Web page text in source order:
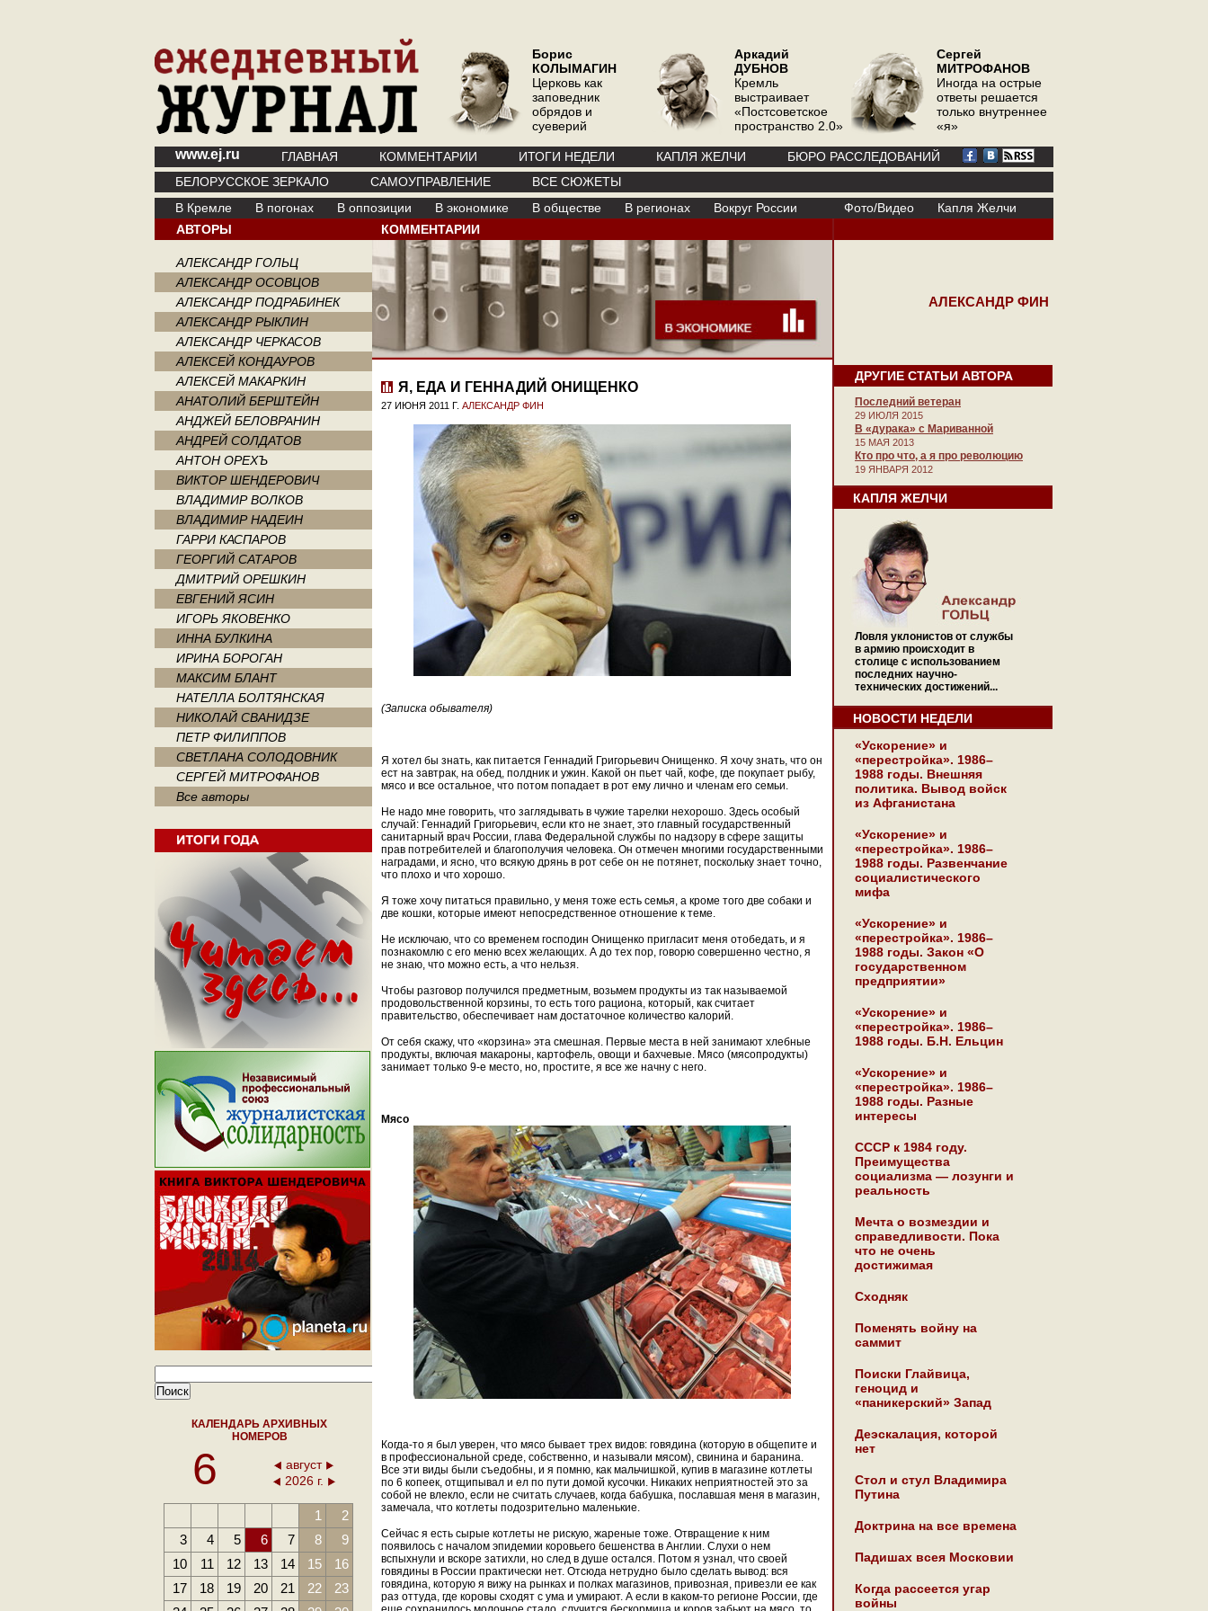
Борис
КОЛЫМАГИН
Церковь как
заповедник
обрядов и
суеверий
Аркадий
ДУБНОВ
Кремль
выстраивает
«Постсоветское
пространство 2.0»
Сергей
МИТРОФАНОВ
Иногда на острые
ответы решается
только внутреннее
«я»
www.ej.ru ГЛАВНАЯ КОММЕНТАРИИ ИТОГИ НЕДЕЛИ КАПЛЯ ЖЕЛЧИ
БЮРО РАССЛЕДОВАНИЙ
БЕЛОРУССКОЕ ЗЕРКАЛО
САМОУПРАВЛЕНИЕ
ВСЕ СЮЖЕТЫ
В Кремле
В погонах В оппозиции В экономике В обществе В регионах Вокруг России Фото/Видео
Капля Желчи
АВТОРЫ
АЛЕКСАНДР ГОЛЬЦ
АЛЕКСАНДР ОСОВЦОВ
АЛЕКСАНДР ПОДРАБИНЕК
АЛЕКСАНДР РЫКЛИН
АЛЕКСАНДР ЧЕРКАСОВ
АЛЕКСЕЙ КОНДАУРОВ
АЛЕКСЕЙ МАКАРКИН
АНАТОЛИЙ БЕРШТЕЙН
АНДЖЕЙ БЕЛОВРАНИН
АНДРЕЙ СОЛДАТОВ
АНТОН ОРЕХЪ
ВИКТОР ШЕНДЕРОВИЧ
ВЛАДИМИР ВОЛКОВ
ВЛАДИМИР НАДЕИН
ГАРРИ КАСПАРОВ
ГЕОРГИЙ САТАРОВ
ДМИТРИЙ ОРЕШКИН
ЕВГЕНИЙ ЯСИН
ИГОРЬ ЯКОВЕНКО
ИННА БУЛКИНА
ИРИНА БОРОГАН
МАКСИМ БЛАНТ
НАТЕЛЛА БОЛТЯНСКАЯ
НИКОЛАЙ СВАНИДЗЕ
ПЕТР ФИЛИППОВ
СВЕТЛАНА СОЛОДОВНИК
СЕРГЕЙ МИТРОФАНОВ
Все авторы
КАЛЕНДАРЬ АРХИВНЫХ
НОМЕРОВ
6
август
2026 г.
1
2
3
4 5 6 7 8
9
10
11 12 13 14 15
16
17
18 19 20 21 22
23
КОММЕНТАРИИ
Я, ЕДА И ГЕННАДИЙ ОНИЩЕНКО
27 ИЮНЯ 2011 Г. АЛЕКСАНДР ФИН
(Записка обывателя)
Я хотел бы знать, как питается Геннадий Григорьевич Онищенко. Я хочу знать, что он
ест на завтрак, на обед, полдник и ужин. Какой он пьет чай, кофе, где покупает рыбу,
мясо и все остальное, что потом попадает в рот ему лично и членам его семьи.
Не надо мне говорить, что заглядывать в чужие тарелки нехорошо. Здесь особый
случай: Геннадий Григорьевич, если кто не знает, это главный государственный
санитарный врач России, глава Федеральной службы по надзору в сфере защиты
прав потребителей и благополучия человека. Он отмечен многими государственными
наградами, и ясно, что всякую дрянь в рот себе он не потянет, поскольку знает точно,
что плохо и что хорошо.
Я тоже хочу питаться правильно, у меня тоже есть семья, а кроме того две собаки и
две кошки, которые имеют непосредственное отношение к теме.
Не исключаю, что со временем господин Онищенко пригласит меня отобедать, и я
познакомлю с его меню всех желающих. А до тех пор, говорю совершенно честно, я
не знаю, что можно есть, а что нельзя.
Чтобы разговор получился предметным, возьмем продукты из так называемой
продовольственной корзины, то есть того рациона, который, как считает
правительство, обеспечивает нам достаточное количество калорий.
От себя скажу, что «корзина» эта смешная. Первые места в ней занимают хлебные
продукты, включая макароны, картофель, овощи и бахчевые. Мясо (мясопродукты)
занимает только 9-е место, но, простите, я все же начну с него.
Мясо
Когда-то я был уверен, что мясо бывает трех видов: говядина (которую в общепите и
в профессиональной среде, собственно, и называли мясом), свинина и баранина.
Все эти виды были съедобны, и я помню, как мальчишкой, купив в магазине котлеты
по 6 копеек, отщипывал и ел по пути домой кусочки. Никаких неприятностей это за
собой не влекло, если не считать случаев, когда бабушка, пославшая меня в магазин,
замечала, что котлеты подозрительно маленькие.
Сейчас я есть сырые котлеты не рискую, жареные тоже. Отвращение к ним
появилось с началом эпидемии коровьего бешенства в Англии. Слухи о нем
вспыхнули и вскоре затихли, но след в душе остался. Потом я узнал, что своей
говядины в России практически нет. Отсюда нетрудно было сделать вывод: вся
говядина, которую я вижу на рынках и полках магазинов, привозная, привезли ее как
раз оттуда, где коровы сходят с ума и умирают. А если в каком-то регионе России, где
АЛЕКСАНДР ФИН
ДРУГИЕ СТАТЬИ АВТОРА
Последний ветеран
29 ИЮЛЯ 2015
В «дурака» с Мариванной
15 МАЯ 2013
Кто про что, а я про революцию
19 ЯНВАРЯ 2012
КАПЛЯ ЖЕЛЧИ
Ловля уклонистов от службы
в армию происходит в
столице с использованием
последних научно-
технических достижений...
НОВОСТИ НЕДЕЛИ
«Ускорение» и
«перестройка». 1986–
1988 годы. Внешняя
политика. Вывод войск
из Афганистана
«Ускорение» и
«перестройка». 1986–
1988 годы. Развенчание
социалистического
мифа
«Ускорение» и
«перестройка». 1986–
1988 годы. Закон «О
государственном
предприятии»
«Ускорение» и
«перестройка». 1986–
1988 годы. Б.Н. Ельцин
«Ускорение» и
«перестройка». 1986–
1988 годы. Разные
интересы
СССР к 1984 году.
Преимущества
социализма — лозунги и
реальность
Мечта о возмездии и
справедливости. Пока
что не очень
достижимая
Сходняк
Поменять войну на
саммит
Поиски Глайвица,
геноцид и
«паникерский» Запад
Деэскалация, которой
нет
Стол и стул Владимира
Путина
Доктрина на все времена
Падишах всея Московии
Когда рассеется угар
войны